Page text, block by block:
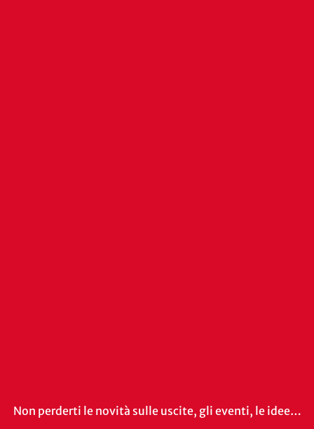
Non perderti le novità sulle uscite, gli eventi, le idee…